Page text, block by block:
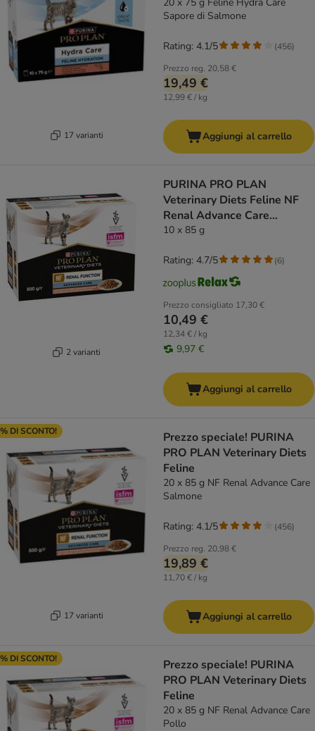
17 varianti
Sapore di Salmone
Prezzo reg. 20,58 €
19,49 €
12,99 € / kg
Rating: 4.1/5 (456)
Aggiungi al carrello
2 varianti
PURINA PRO PLAN
Veterinary Diets Feline NF
Renal Advance Care
Salmone
10 x 85 g
Prezzo consigliato 17,30 €
10,49 €
12,34 € / kg
9,97 €
Rating: 4.7/5 (6)
Aggiungi al carrello
DI SCONTO!
17 varianti
Prezzo speciale! PURINA
PRO PLAN Veterinary Diets
Feline
20 x 85 g NF Renal Advance Care
Salmone
Prezzo reg. 20,98 €
19,89 €
11,70 € / kg
Rating: 4.1/5 (456)
Aggiungi al carrello
DI SCONTO!
Prezzo speciale! PURINA
PRO PLAN Veterinary Diets
Feline
20 x 85 g NF Renal Advance Care
Pollo